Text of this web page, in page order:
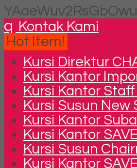
q Kontak Kami
Hot Item!
Kursi Direktur
Kursi Kantor
Kursi Kantor
Kursi Susun New
Kursi Kantor
Kursi Kantor
Kursi Susun
Kursi Kantor